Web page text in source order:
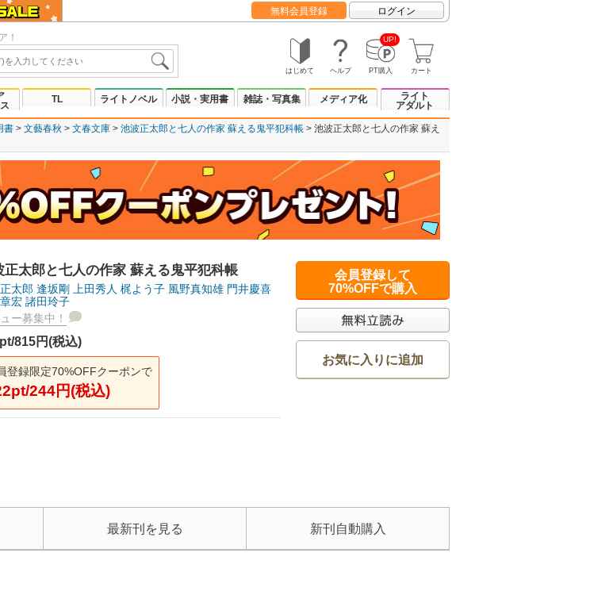
無料会員登録 ログイン
！
はじめて ヘルプ
UP!
PT購入 カート
TL ライトノベル 小説・実用書 雑誌・写真集 メディア化
ライト
アダルト
書 文藝春秋 文春文庫 池波正太郎と七人の作家 蘇える鬼平犯科帳
池波正太郎と七人の作家 蘇え
正太郎と七人の作家 蘇える鬼平犯科帳
太郎 逢坂剛 上田秀人 梶よう子 風野真知雄 門井慶喜
宏 諸田玲子
ー募集中！
815円(税込)
登録限定70%OFFクーポンで
244円(税込)
会員登録して
70%OFFで購入
お気に入りに追加
最新刊を見る 新刊自動購入